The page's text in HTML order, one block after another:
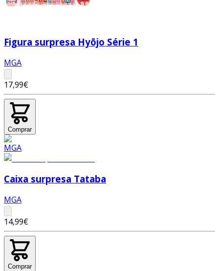
Figura surpresa Hyōjo Série 1
MGA
17,99€
Comprar
Caixa surpresa Tataba
MGA
14,99€
Comprar